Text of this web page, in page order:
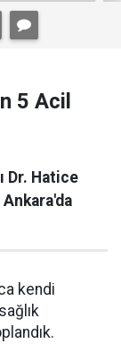
5 Acil
Dr. Hatice
kendi